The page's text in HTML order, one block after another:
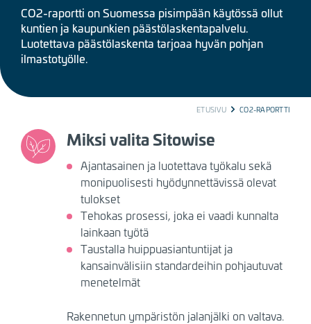
CO2-raportti on Suomessa pisimpään käytössä ollut
kuntien ja kaupunkien päästölaskentapalvelu.
Luotettava päästölaskenta tarjoaa hyvän pohjan
ilmastotyölle.
ETUSIVU CO2-RAPORTTI
Miksi valita Sitowise
Ajantasainen ja luotettava työkalu sekä
monipuolisesti hyödynnettävissä olevat
tulokset
Tehokas prosessi, joka ei vaadi kunnalta
lainkaan työtä
Taustalla huippuasiantuntijat ja
kansainvälisiin standardeihin pohjautuvat
menetelmät
Rakennetun ympäristön jalanjälki on valtava.